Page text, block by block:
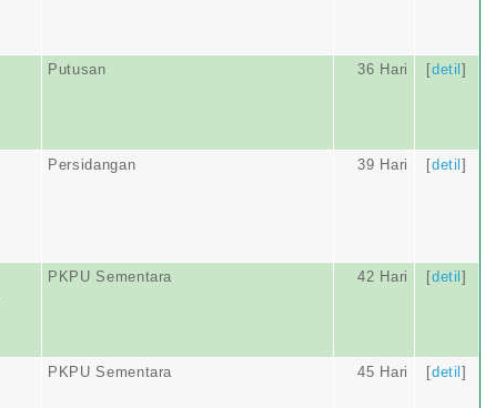
Putusan 36 Hari [detil]
Persidangan 39 Hari [detil]
PKPU Sementara 42 Hari [detil]
PKPU Sementara 45 Hari [detil]